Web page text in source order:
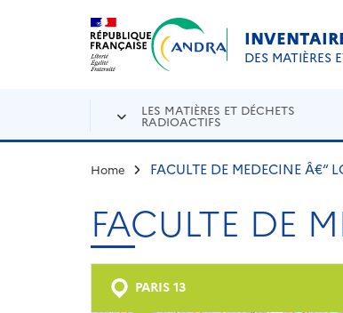
Aller au contenu principal
DES MATIÈRES
LES MATIÈRES ET DÉCHETS
RADIOACTIFS
Home FACULTE DE MEDECINE Â€“
FACULTE DE
PARIS 13